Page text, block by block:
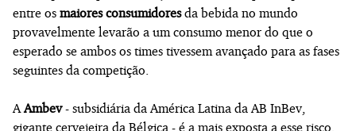
entre os maiores consumidoresda bebida no mundo
provavelmente levarão a um consumo menor do que o
esperado se ambos os times tivessem avançado para as fases
seguintes da competição.
A Ambev- subsidiária da América Latina da AB InBev,
gigante cervejeira da Bélgica - é a mais exposta a esse risco,